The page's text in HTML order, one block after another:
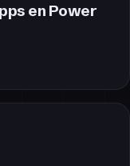
en Power